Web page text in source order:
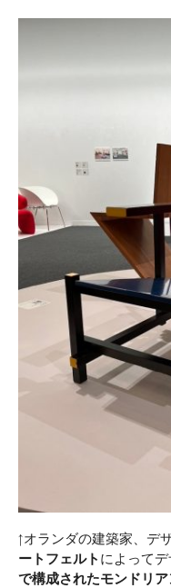
↑オランダの建築家、デ
ートフェルト によってデ
で構成されたモンドリ